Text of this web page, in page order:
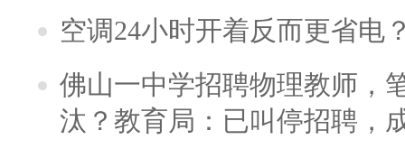
空调24小时开着反而更省电
佛山一中学招聘物理教师，
汰？教育局：已叫停招聘，